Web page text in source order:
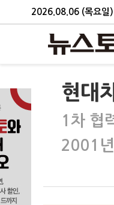
2026.08.06 (목요일)
현대
1차 협
2001